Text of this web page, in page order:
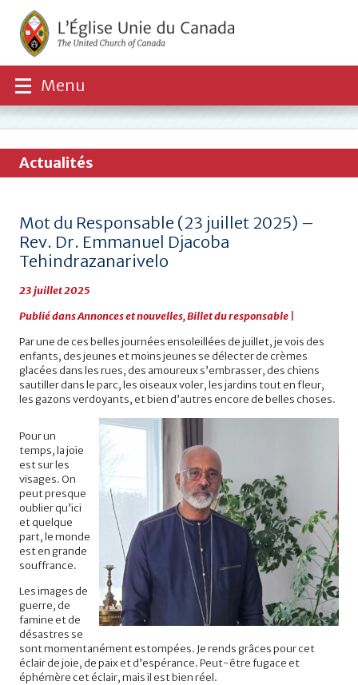
Menu
Actualités
Mot du Responsable (23 juillet 2025) –
Rev. Dr. Emmanuel Djacoba
Tehindrazanarivelo
23 juillet 2025
Publié dansAnnonces et nouvelles,Billet du responsable
Par une de ces belles journées ensoleillées de juillet, je vois des
enfants, des jeunes et moins jeunes se délecter de crèmes
glacées dans les rues, des amoureux s’embrasser, des chiens
sautiller dans le parc, les oiseaux voler, les jardins tout en fleur,
les gazons verdoyants, et bien d’autres encore de belles choses.
Pour un
temps, la joie
est sur les
visages. On
peut presque
oublier qu’ici
et quelque
part, le monde
est en grande
souffrance.
Les images de
guerre, de
famine et de
désastres se
sont momentanément estompées. Je rends grâces pour cet
éclair de joie, de paix et d’espérance. Peut-être fugace et
éphémère cet éclair, mais il est bien réel.